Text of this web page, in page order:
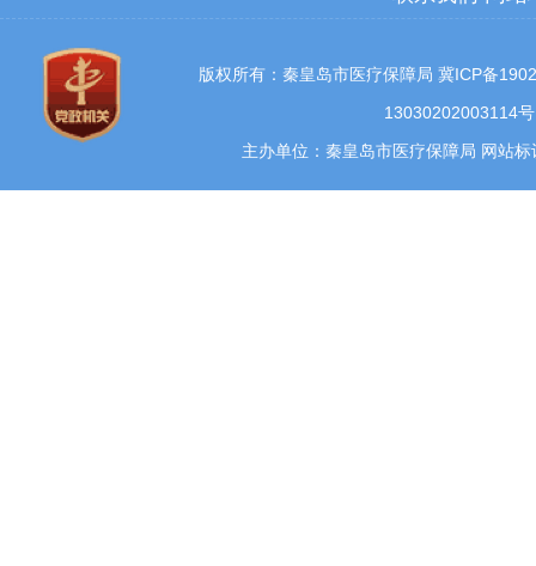
版权所有：秦皇岛市医疗保障局 冀ICP备
13030202003114号
主办单位：秦皇岛市医疗保障局 网站